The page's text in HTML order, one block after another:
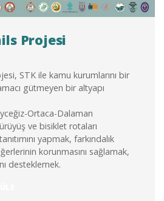
Projesi
STK ile kamu kurumlarını bir
gütmeyen bir altyapı
Ortaca-Dalaman
ve bisiklet rotaları
yapmak, farkındalık
korunmasını sağlamak,
desteklemek.